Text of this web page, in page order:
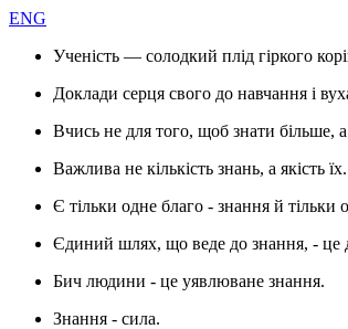
ENG
Ученість — солодкий плід гіркого
Доклади серця свого до навчання і
Вчись не для того, щоб знати більше,
Важлива не кількість знань, а якість їх.
Є тільки одне благо - знання й тільки
Єдиний шлях, що веде до знання, - це
Бич людини - це уявлюване знання.
Знання - сила.